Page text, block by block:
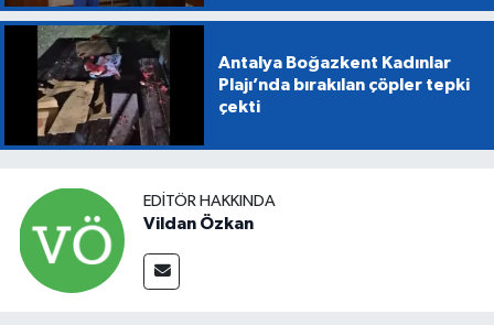
Antalya Boğazkent Kadınlar
Plajı’nda bırakılan çöpler tepki
çekti
EDITÖR HAKKINDA
Vildan Özkan